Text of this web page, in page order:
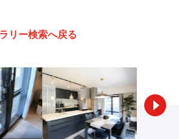
リー検索へ戻る